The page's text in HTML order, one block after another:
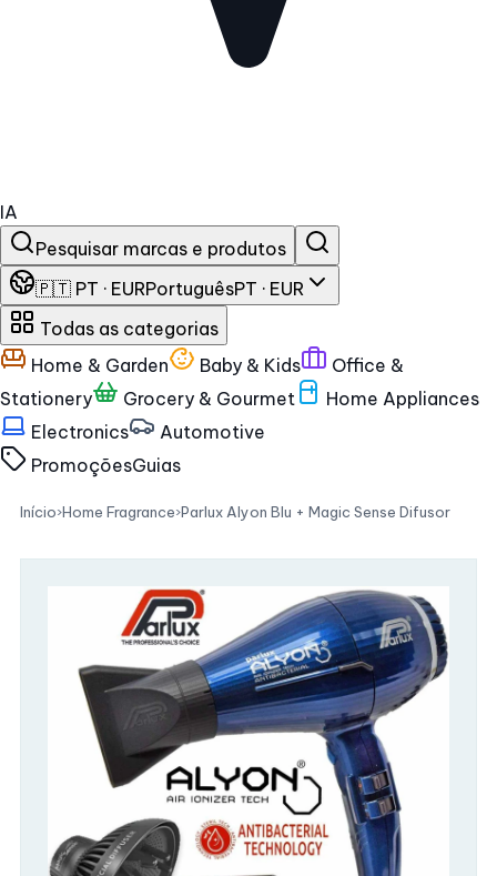
IA
Pesquisar marcas e produtos
🇵🇹 PT · EURPortuguêsPT · EUR
Todas as categorias
Home & Garden
Baby & Kids
Office &
Stationery
Grocery & Gourmet
Home Appliances
Electronics
Automotive
PromoçõesGuias
Início›Home Fragrance›Parlux Alyon Blu + Magic Sense Difusor